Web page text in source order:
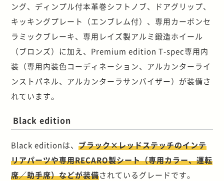
ング、ディンプル付本革巻シフトノブ、ドアグリップ、
キッキングプレート（エンブレム付）、専用カーボンセ
ラミックブレーキ、専用レイズ製アルミ鍛造ホイール
（ブロンズ）に加え、Premium edition T-spec専用内
装（専用内装色コーディネーション、アルカンターライ
ンストパネル、アルカンターラサンバイザー）が装備さ
れています。
Black edition
Black editionは、ブラック×レッドステッチのインテ
リアパーツや専用RECARO製シート（専用カラー、運転
席／助手席）などが装備されているグレードです。